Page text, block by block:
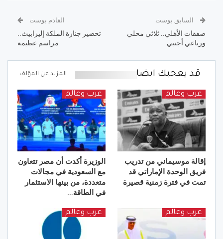
السابق بوست
صفقات الأهلي.. ثلاثي محلي
ورباعي أجنبي
القادم بوست
تحضير جنازة الملكة إليزابيث..
مراسم عظيمة
قد يعجبك ايضا المزيد عن المؤلف
عرب وعالم
إقالة موسيماني من تدريب
فريق الوحدة الإماراتي قد
تمت في فترة زمنية قصيرة
عرب وعالم
الوزيرة أكدت أن مصر تتعاون
مع السعودية في مجالات
متعددة، من بينها الاستثمار
في الطاقة…
عرب وعالم عرب وعالم